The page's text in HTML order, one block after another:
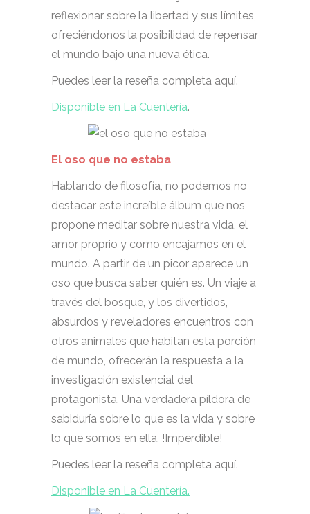
reflexionar sobre la libertad y sus límites,
ofreciéndonos la posibilidad de repensar
el mundo bajo una nueva ética.
Puedes leer la reseña completa aquí.
Disponible en La Cuentería.
El oso que no estaba
Hablando de filosofía, no podemos no
destacar este increíble álbum que nos
propone meditar sobre nuestra vida, el
amor proprio y como encajamos en el
mundo. A partir de un picor aparece un
oso que busca saber quién es. Un viaje a
través del bosque, y los divertidos,
absurdos y reveladores encuentros con
otros animales que habitan esta porción
de mundo, ofrecerán la respuesta a la
investigación existencial del
protagonista. Una verdadera píldora de
sabiduría sobre lo que es la vida y sobre
lo que somos en ella. !Imperdible!
Puedes leer la reseña completa aquí.
Disponible en La Cuentería.